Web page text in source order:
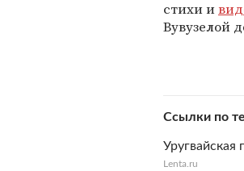
стихи и
Вувузелой
Ссылки по
Уругвайская
Lenta.ru